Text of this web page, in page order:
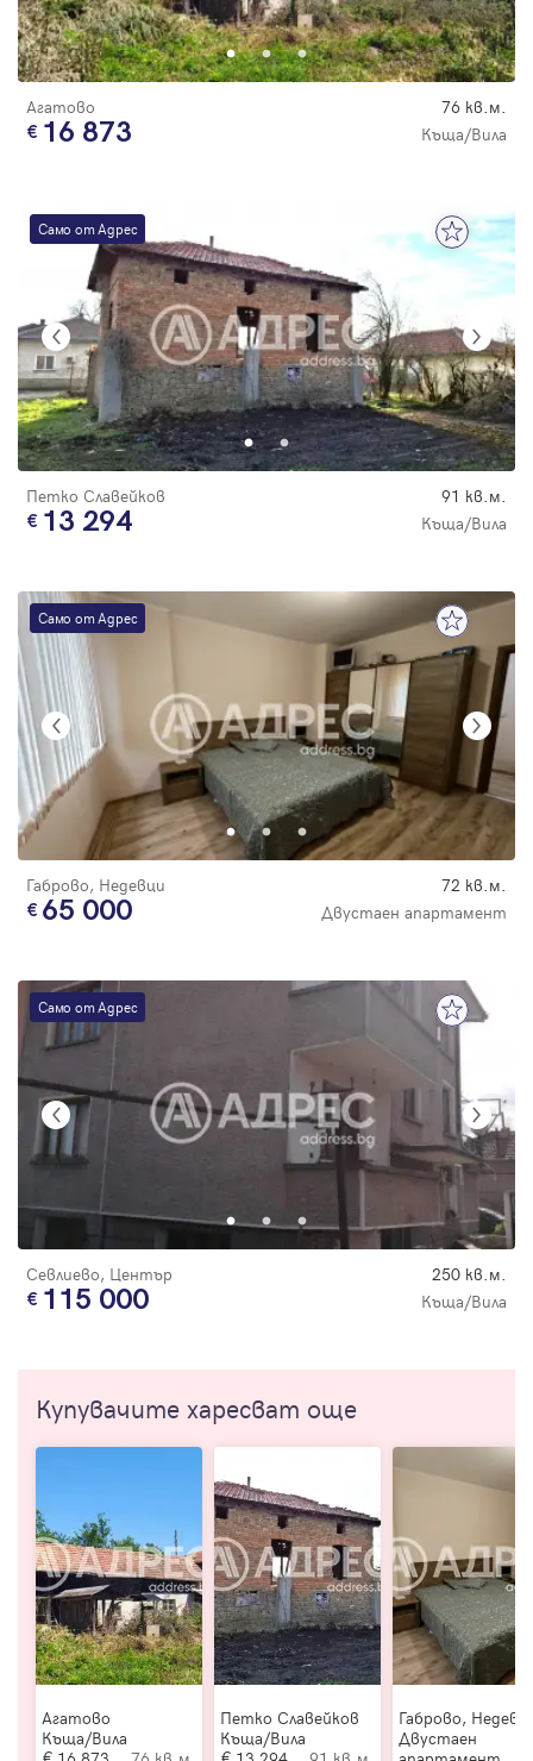
Агатово 76 кв.м.
16 873 Къща/Вила
Само от Адрес
Петко Славейков 91 кв.м.
13 294 Къща/Вила
Само от Адрес
Габрово, Недевци 72 кв.м.
65 000 Двустаен апартамент
Само от Адрес
Севлиево, Център 250 кв.м.
115 000 Къща/Вила
Купувачите харесват още
Агатово
Къща/Вила
Петко Славейков
Къща/Вила
Габрово,
Двустаен
Парола
Забравена парола
Регистрация